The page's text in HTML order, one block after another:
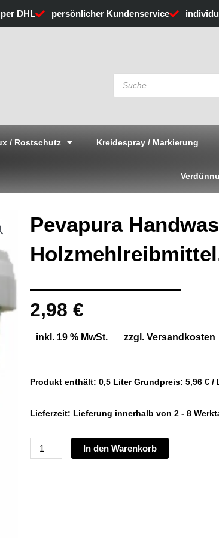
DHL persönlicher Kundenservice
Products
search
/ Rostschutz Kreidespray / Markierung
Pevapura
2,98 €
inkl. 19 % MwSt. zzgl. Versandkosten
Produkt enthält: 0,5 LiterGrundpreis: 5,96 € /
Lieferzeit: Lieferung innerhalb von 2 - 8
Pevapura
Handwaschpaste
In den Warenkorb